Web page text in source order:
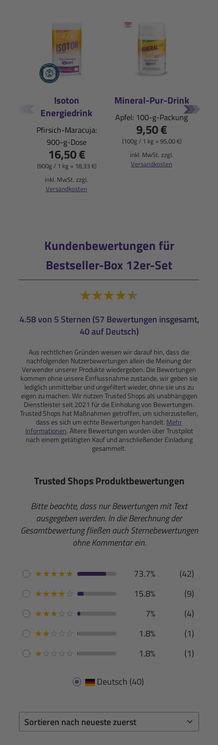
Isoton
Energiedrink
Pfirsich-Maracuja:
900-g-Dose
16,50 €
(900g / 1 kg = 18,33 €)
inkl. MwSt. zzgl.
Versandkosten
Mineral-Pur-Drink
Apfel: 100-g-Packung
9,50 €
(100g / 1 kg = 95,00 €)
inkl. MwSt. zzgl.
Versandkosten
Kundenbewertungen für
Bestseller-Box 12er-Set
4.58 von 5 Sternen (57 Bewertungen insgesamt,
40 auf Deutsch)
Aus rechtlichen Gründen weisen wir darauf hin, dass die
nachfolgenden Nutzerbewertungen allein die Meinung der
Verwender unserer Produkte wiedergeben. Die Bewertungen
kommen ohne unsere Einflussnahme zustande, wir geben sie
lediglich unmittelbar und ungefiltert wieder, ohne sie uns zu
eigen zu machen. Wir nutzen Trusted Shops als unabhängigen
Dienstleister seit 2021 für die Einholung von Bewertungen.
Trusted Shops hat Maßnahmen getroffen, um sicherzustellen,
dass es sich um echte Bewertungen handelt. Mehr
Informationen. Ältere Bewertungen wurden über Trustpilot
nach einem getätigten Kauf und anschließender Einladung
gesammelt.
Trusted Shops Produktbewertungen
Bitte beachte, dass nur Bewertungen mit Text
ausgegeben werden. In die Berechnung der
Gesamtbewertung fließen auch Sternebewertungen
ohne Kommentar ein.
★★★★★ 73.7%
(42)
★★★★☆ 15.8%
(9)
★★★☆☆ 7%
(4)
★★☆☆☆ 1.8%
(1)
★☆☆☆☆ 1.8% (1)
Deutsch (40)